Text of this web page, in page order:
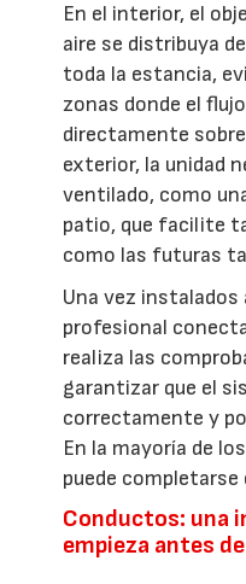
En el interior, el
aire se distribuya
toda la estancia,
zonas donde el
directamente
exterior, la unidad
ventilado, como
patio, que facilite
como las futuras
Una vez instalados
profesional
realiza las
garantizar que el
correctamente y
En la mayoría de
puede completarse
Conductos: una
empieza antes